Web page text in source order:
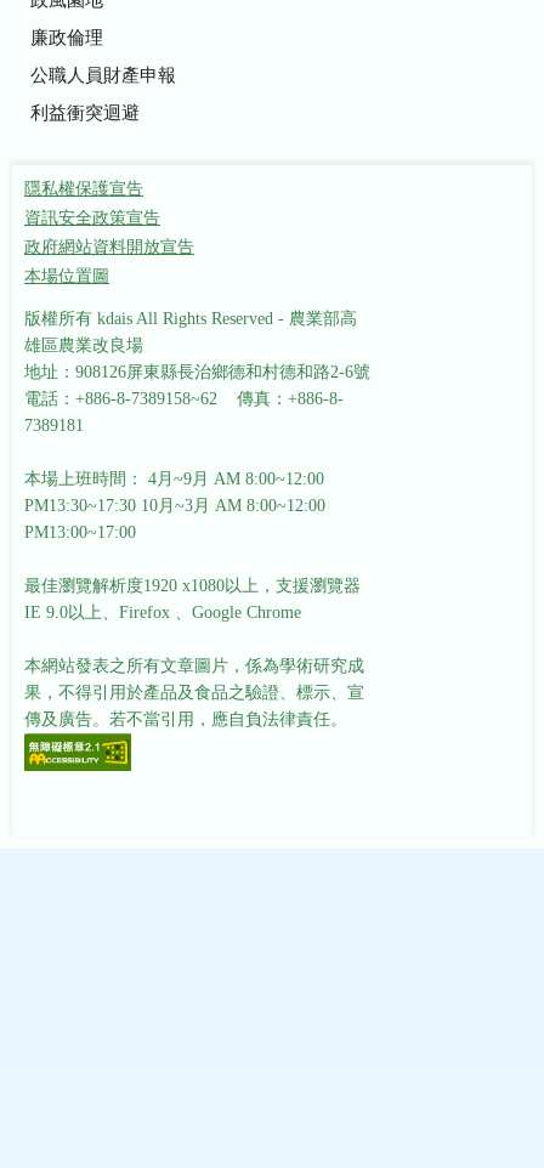
廉政倫理
公職人員財產申報
利益衝突迴避
隱私權保護宣告
資訊安全政策宣告
政府網站資料開放宣告
本場位置圖
版權所有 kdais All Rights Reserved - 農業部高
雄區農業改良場
地址：908126屏東縣長治鄉德和村德和路2-6號
電話：+886-8-7389158~62 傳真：+886-8-
7389181
本場上班時間： 4月~9月 AM 8:00~12:00
PM13:30~17:30 10月~3月 AM 8:00~12:00
PM13:00~17:00
最佳瀏覽解析度1920 x1080以上，支援瀏覽器
IE 9.0以上、Firefox 、Google Chrome
本網站發表之所有文章圖片，係為學術研究成
果，不得引用於產品及食品之驗證、標示、宣
傳及廣告。若不當引用，應自負法律責任。